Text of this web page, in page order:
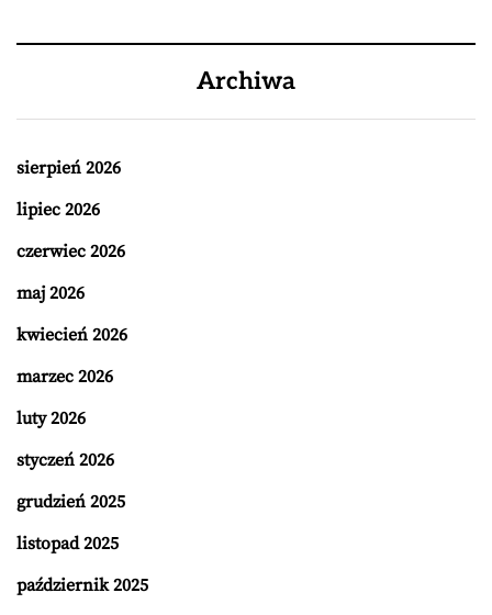
Archiwa
sierpień 2026
lipiec 2026
czerwiec 2026
maj 2026
kwiecień 2026
marzec 2026
luty 2026
styczeń 2026
grudzień 2025
listopad 2025
październik 2025